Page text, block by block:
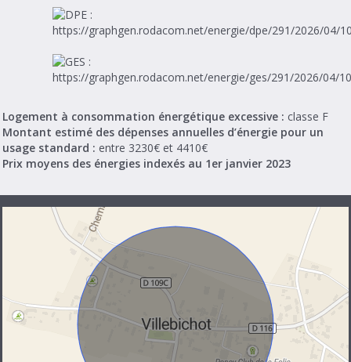
Logement à consommation énergétique excessive : classe F
Montant estimé des dépenses annuelles d’énergie pour un
usage standard : entre 3230€ et 4410€
Prix moyens des énergies indexés au 1er janvier 2023